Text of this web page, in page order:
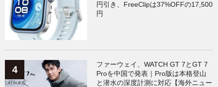
円引き、FreeClipは37%OFFの17,500
円
ファーウェイ、WATCH GT 7とGT 7
Proを中国で発表｜Pro版は本格登山
と潜水の深度計測に対応【海外ニュー